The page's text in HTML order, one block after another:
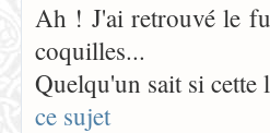
Ah ! J'ai retrouvé le
coquilles...
Quelqu'un sait si cette
ce sujet